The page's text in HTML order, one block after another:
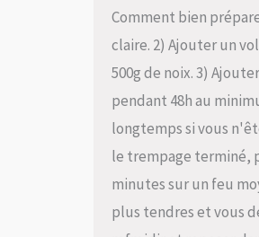
Comment bien
claire. 2) Ajouter un
500g de noix. 3)
pendant 48h au
longtemps si vous
le trempage terminé,
minutes sur un feu
plus tendres et vous